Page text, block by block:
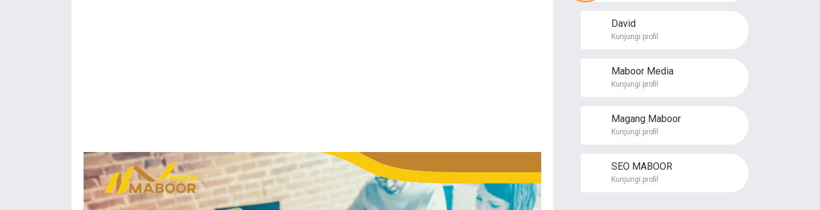
David
Kunjungi profil
Maboor Media
Kunjungi profil
Magang Maboor
Kunjungi profil
SEO MABOOR
Kunjungi profil